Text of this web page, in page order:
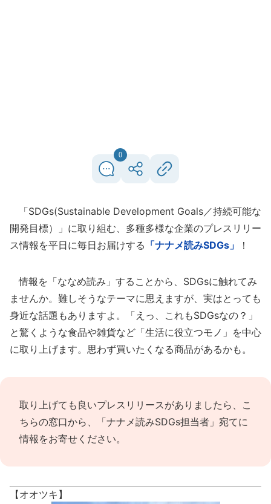
0
「SDGs(Sustainable Development Goals／持続可能な
開発目標）」に取り組む、多種多様な企業のプレスリリー
ス情報を平日に毎日お届けする 「ナナメ読みSDGs」 ！
情報を「ななめ読み」することから、SDGsに触れてみ
ませんか。難しそうなテーマに思えますが、実はとっても
身近な話題もありますよ。「えっ、これもSDGsなの？」
と驚くような食品や雑貨など「生活に役立つモノ」を中心
に取り上げます。思わず買いたくなる商品があるかも。
取り上げても良いプレスリリースがありましたら、 こ
ちらの窓口から、「ナナメ読みSDGs担当者」宛てに
情報をお寄せください。
【オオツキ】